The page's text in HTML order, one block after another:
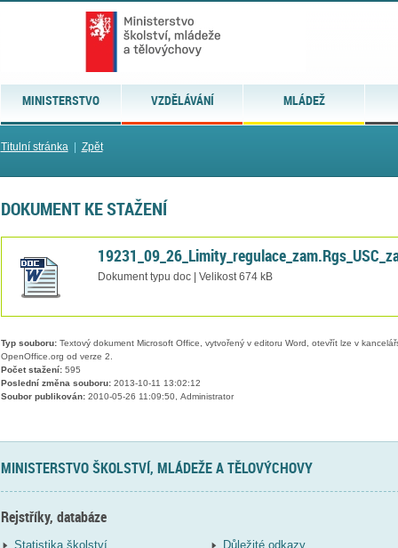
MINISTERSTVO VZDĚLÁVÁNÍ MLÁDEŽ
Titulní stránka| Zpět
DOKUMENT KE STAŽENÍ
Dokument typu doc | Velikost 674 kB
Typ souboru:Textový dokument Microsoft Office, vytvořený v editoru Word, otevřít lze v
OpenOffice.org od verze 2.
Počet stažení:595
Poslední změna souboru:2013-10-11 13:02:12
Soubor publikován:2010-05-26 11:09:50, Administrator
MINISTERSTVO ŠKOLSTVÍ, MLÁDEŽE A TĚLOVÝCHOVY
Rejstříky, databáze
Statistika školství
Důležité odkazy